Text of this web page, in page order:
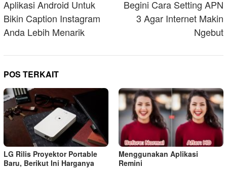
pos
Aplikasi Android Untuk
Bikin Caption Instagram
Anda Lebih Menarik
Begini Cara Setting APN
3 Agar Internet Makin
Ngebut
POS TERKAIT
LG Rilis Proyektor Portable
Baru, Berikut Ini Harganya
Menggunakan Aplikasi
Remini